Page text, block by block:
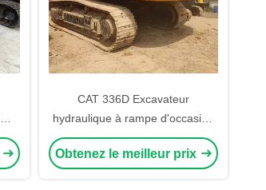
CAT 336D Excavateur
hydraulique à rampe d'occasion
Excavateur original moteur
japonais
Obtenez le meilleur prix